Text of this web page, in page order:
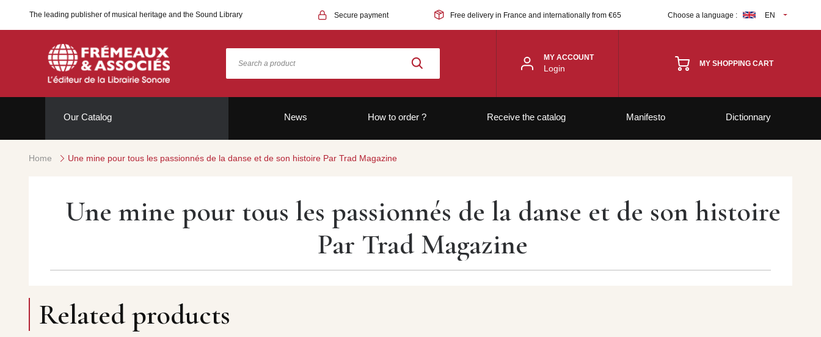
The leading publisher of musical heritage and the Sound Library Secure payment Free delivery in France and internationally from €65 Choose a language : EN
MY ACCOUNT
Login MY SHOPPING CART
Our Catalog News How to order ? Receive the catalog Manifesto Dictionnary
Home Une mine pour tous les passionnés de la danse et de son histoire Par Trad Magazine
Une mine pour tous les passionnés de la danse et de son histoire
Par Trad Magazine
Related products